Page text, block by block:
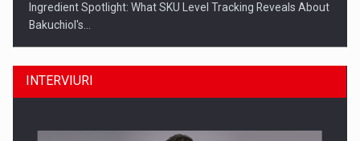
Ingredient Spotlight: What SKU Level Tracking Reveals About
Bakuchiol's…
INTERVIURI